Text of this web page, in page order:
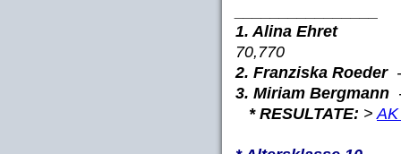
1. Alina Ehret- LZ
70,770
2. Franziska Roeder-
3. Miriam Bergmann
* RESULTATE: >